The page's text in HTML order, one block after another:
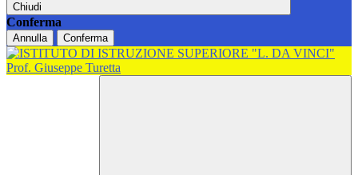
Chiudi
Conferma
Annulla Conferma